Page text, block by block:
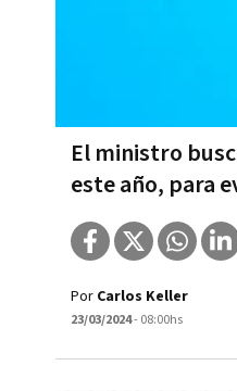
El ministro
este año, para
Por Carlos Keller
23/03/2024- 08:00hs